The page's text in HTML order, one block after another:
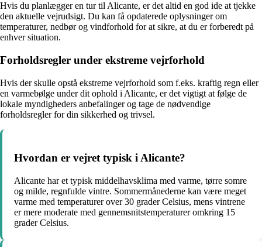
Hvis du planlægger en tur til Alicante, er det altid en god ide at tjekke
den aktuelle vejrudsigt. Du kan få opdaterede oplysninger om
temperaturer, nedbør og vindforhold for at sikre, at du er forberedt på
enhver situation.
Forholdsregler under ekstreme vejrforhold
Hvis der skulle opstå ekstreme vejrforhold som f.eks. kraftig regn eller
en varmebølge under dit ophold i Alicante, er det vigtigt at følge de
lokale myndigheders anbefalinger og tage de nødvendige
forholdsregler for din sikkerhed og trivsel.
Hvordan er vejret typisk i Alicante?
Alicante har et typisk middelhavsklima med varme, tørre somre
og milde, regnfulde vintre. Sommermånederne kan være meget
varme med temperaturer over 30 grader Celsius, mens vintrene
er mere moderate med gennemsnitstemperaturer omkring 15
grader Celsius.